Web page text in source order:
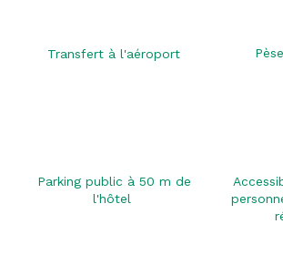
Transfert à l'aéroport
Parking public à 50 m de
l'hôtel